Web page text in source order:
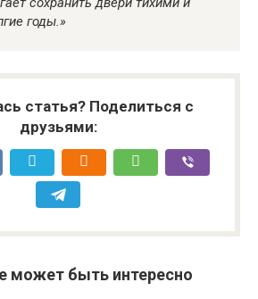
годы.»
статья? Поделиться с
друзьями:
может быть интересно